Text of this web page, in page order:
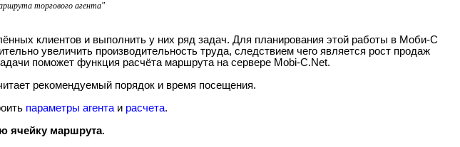
торгового агента"
клиентов и выполнить у них ряд задач. Для планирования этой работы в Моби-С
увеличить производительность труда, следствием чего является рост продаж
поможет функция расчёта маршрута на сервере Mobi-C.Net.
рекомендуемый порядок и время посещения.
параметры агента и расчета.
ячейку маршрута.